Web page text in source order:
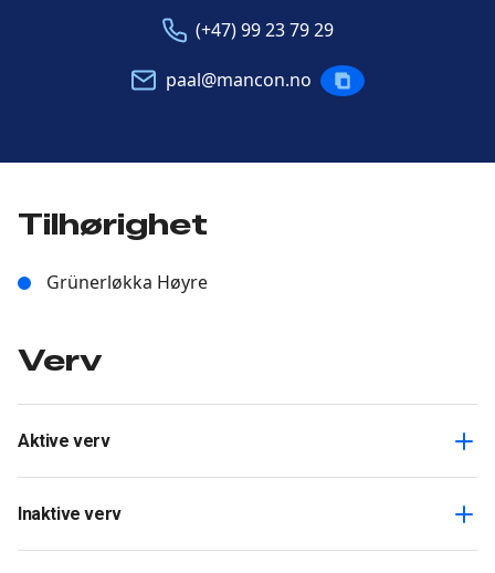
(+47) 99 23 79 29
paal@mancon.no
KOPIERE
POST
Tilhørighet
Grünerløkka Høyre
Verv
Aktive verv
Inaktive verv